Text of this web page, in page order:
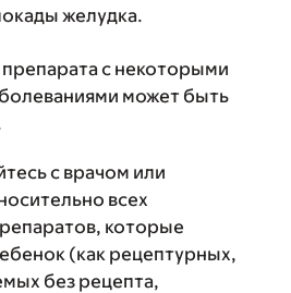
желудка.
с некоторыми
может быть
с врачом или
всех
которые
(как рецептурных,
без рецепта,